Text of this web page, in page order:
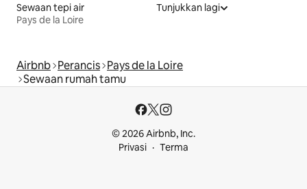
Sewaan tepi air
Pays de la Loire
Tunjukkan lagi
Airbnb Perancis Pays de la Loire
Sewaan rumah tamu
© 2026 Airbnb, Inc.
Privasi
Terma